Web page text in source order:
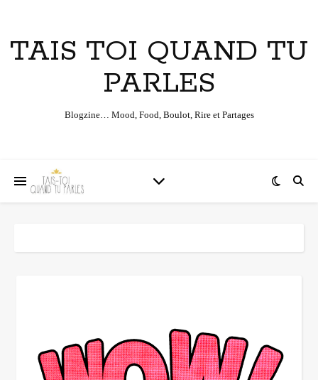
TAIS TOI QUAND TU
PARLES
Blogzine… Mood, Food, Boulot, Rire et Partages